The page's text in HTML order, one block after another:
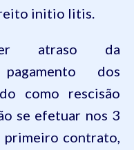
initio litis.
atraso da
dos
como rescisão
se efetuar nos 3
primeiro contrato,